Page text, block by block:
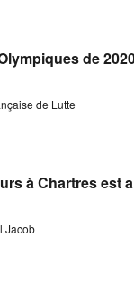
de
de Lutte
à Chartres est
Jacob